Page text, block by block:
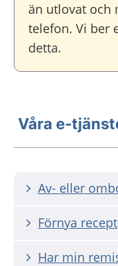
än utlovat och
telefon. Vi ber
detta.
Våra e-
Av- eller
Förnya recept
Har min